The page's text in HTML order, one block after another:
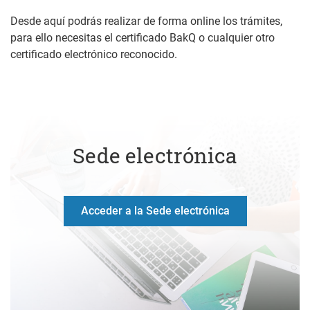
Desde aquí podrás realizar de forma online los trámites,
para ello necesitas el certificado BakQ o cualquier otro
certificado electrónico reconocido.
Sede electrónica
Acceder a la Sede electrónica